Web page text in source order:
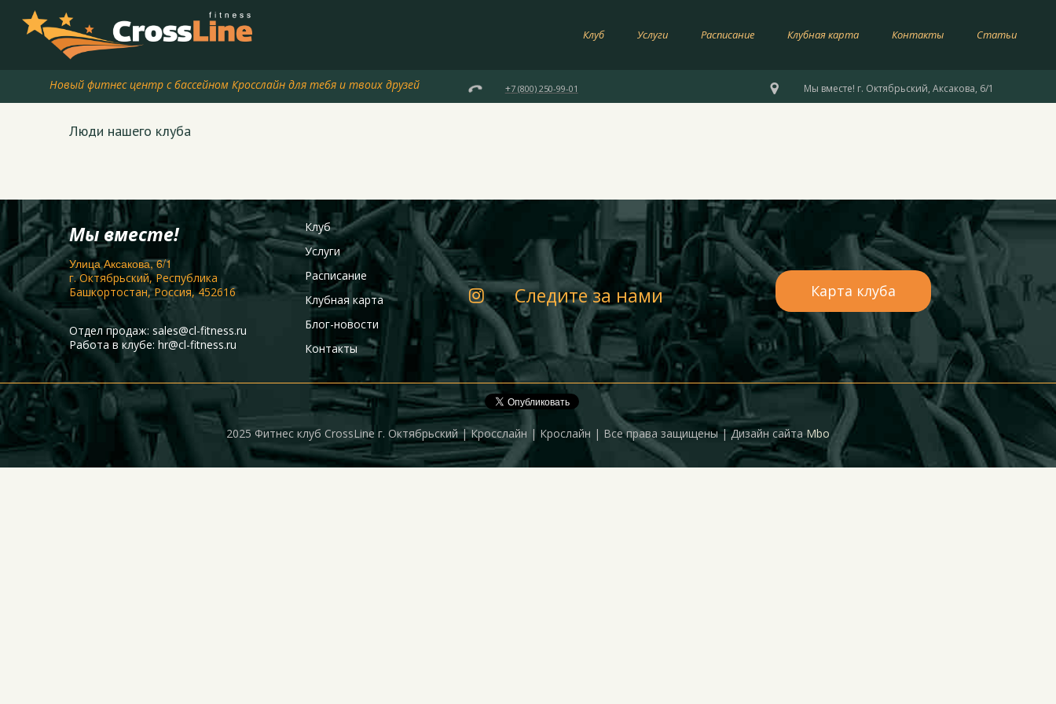
Клуб Услуги Расписание Клубная карта Контакты Статьи
Новый фитнес центр с бассейном Кросслайн для тебя и твоих друзей  +7 (800) 250-99-01  Мы вместе! г. Октябрьский, Аксакова, 6/1
Люди нашего клуба
Мы вместе!
Улица Аксакова, 6/1
г. Октябрьский, Республика
Башкортостан, Россия, 452616
Отдел продаж: sales@cl-fitness.ru
Работа в клубе: hr@cl-fitness.ru
Клуб
Услуги
Расписание
Клубная карта
Блог-новости
Контакты
Следите за нами Карта клуба
2025 Фитнес клуб CrossLine г. Октябрьский | Кросслайн | Крослайн | Все права защищены | Дизайн сайтаMbo